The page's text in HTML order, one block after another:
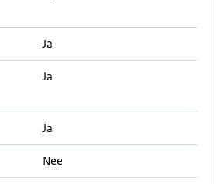
Ja
Ja
Ja
Nee